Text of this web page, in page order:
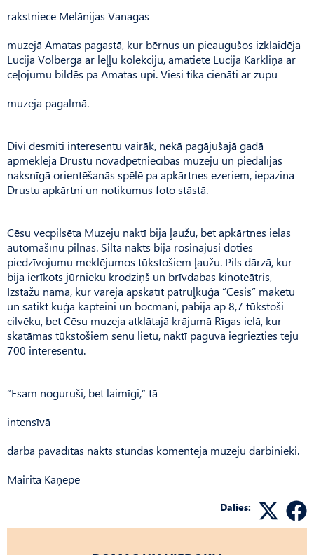
rakstniece Melānijas Vanagas
muzejā Amatas pagastā, kur bērnus un pieaugušos izklaidēja
Lūcija Volberga ar leļļu kolekciju, amatiete Lūcija Kārkliņa ar
ceļojumu bildēs pa Amatas upi. Viesi tika cienāti ar zupu
muzeja pagalmā.
Divi desmiti interesentu vairāk, nekā pagājušajā gadā
apmeklēja Drustu novadpētniecības muzeju un piedalījās
naksnīgā orientēšanās spēlē pa apkārtnes ezeriem, iepazina
Drustu apkārtni un notikumus foto stāstā.
Cēsu vecpilsēta Muzeju naktī bija ļaužu, bet apkārtnes ielas
automašīnu pilnas. Siltā nakts bija rosinājusi doties
piedzīvojumu meklējumos tūkstošiem ļaužu. Pils dārzā, kur
bija ierīkots jūrnieku krodziņš un brīvdabas kinoteātris,
Izstāžu namā, kur varēja apskatīt patruļkuģa “Cēsis” maketu
un satikt kuģa kapteini un bocmani, pabija ap 8,7 tūkstoši
cilvēku, bet Cēsu muzeja atklātajā krājumā Rīgas ielā, kur
skatāmas tūkstošiem senu lietu, naktī paguva iegriezties teju
700 interesentu.
“Esam noguruši, bet laimīgi,” tā
intensīvā
darbā pavadītās nakts stundas komentēja muzeju darbinieki.
Mairita Kaņepe
Dalies: